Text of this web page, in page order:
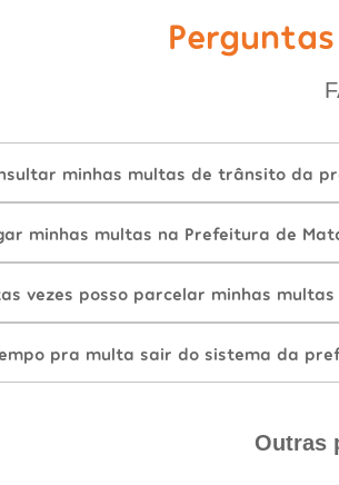
minhas multas de trânsito da
minhas multas na Prefeitura de
vezes posso parcelar minhas
pra multa sair do sistema da
Outras